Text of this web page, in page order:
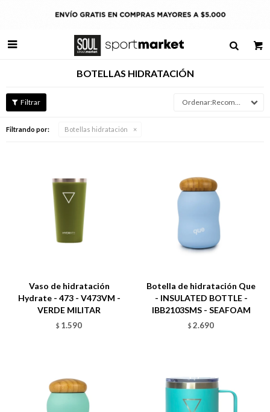

BOTELLAS HIDRATACIÓN
Recomendados
Filtrando por: Botellas hidratación
Vaso de hidratación
Hydrate - 473 - V473VM -
VERDE MILITAR
$ 1.590
Botella de hidratación Que
- INSULATED BOTTLE -
IBB2103SMS - SEAFOAM
$ 2.690